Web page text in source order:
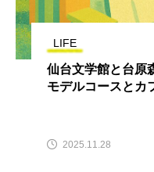
LIFE
仙台文学館と台原
モデルコースとカ
2025.11.28